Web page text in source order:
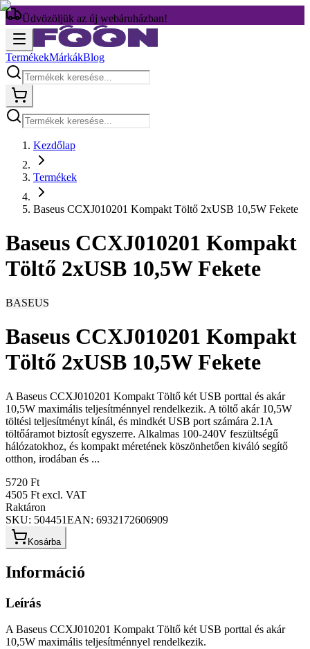
Üdvözöljük az új webáruházban!
TermékekMárkákBlog
Kezdőlap
Termékek
Baseus CCXJ010201 Kompakt Töltő 2xUSB 10,5W Fekete
Baseus CCXJ010201 Kompakt
Töltő 2xUSB 10,5W Fekete
BASEUS
Baseus CCXJ010201 Kompakt
Töltő 2xUSB 10,5W Fekete
A Baseus CCXJ010201 Kompakt Töltő két USB porttal és akár
10,5W maximális teljesítménnyel rendelkezik. A töltő akár 10,5W
töltési teljesítményt kínál, és mindkét USB port számára 2.1A
töltőáramot biztosít egyszerre. Alkalmas 100-240V feszültségű
hálózatokhoz, és kompakt méretének köszönhetően kiváló segítő
otthon, irodában és ...
5720 Ft
4505 Ft excl. VAT
Raktáron
SKU: 504451EAN: 6932172606909
Kosárba
Információ
Leírás
A Baseus CCXJ010201 Kompakt Töltő két USB porttal és akár
10,5W maximális teljesítménnyel rendelkezik.